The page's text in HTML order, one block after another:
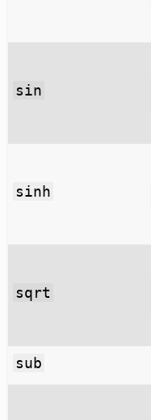
sin
sinh
sqrt
sub